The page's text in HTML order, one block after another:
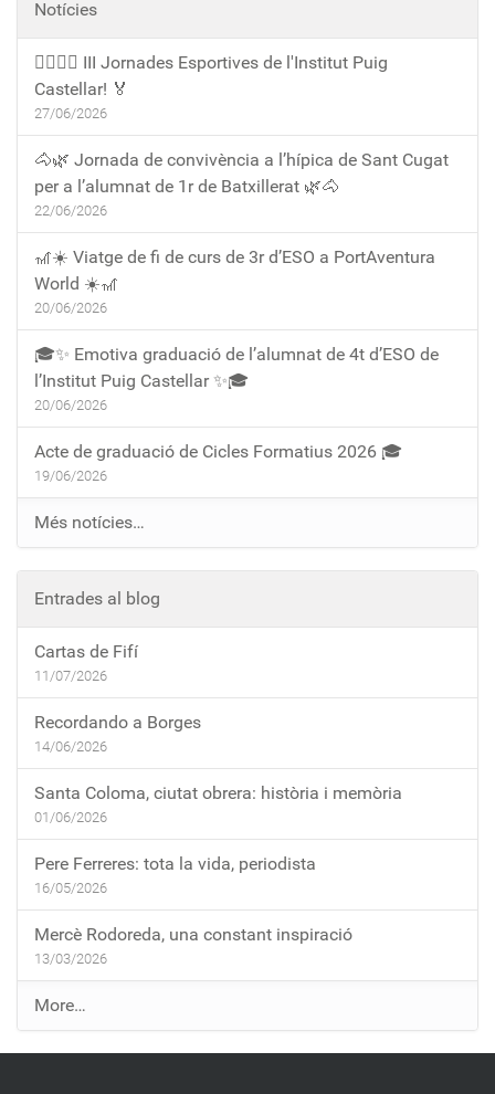
Notícies
🏃‍♀️🏃‍♂️ III Jornades Esportives de l'Institut Puig
Castellar! 🏅
27/06/2026
🐴🌿 Jornada de convivència a l’hípica de Sant Cugat
per a l’alumnat de 1r de Batxillerat 🌿🐴
22/06/2026
🎢☀️ Viatge de fi de curs de 3r d’ESO a PortAventura
World ☀️🎢
20/06/2026
🎓✨ Emotiva graduació de l’alumnat de 4t d’ESO de
l’Institut Puig Castellar ✨🎓
20/06/2026
Acte de graduació de Cicles Formatius 2026 🎓
19/06/2026
Més notícies…
Entrades al blog
Cartas de Fifí
11/07/2026
Recordando a Borges
14/06/2026
Santa Coloma, ciutat obrera: història i memòria
01/06/2026
Pere Ferreres: tota la vida, periodista
16/05/2026
Mercè Rodoreda, una constant inspiració
13/03/2026
E
n
t
More…